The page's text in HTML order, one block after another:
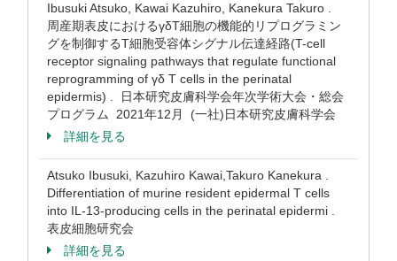
Ibusuki Atsuko, Kawai Kazuhiro, Kanekura Takuro .
周産期表皮におけるγδT細胞の機能的リプログラミン
グを制御するT細胞受容体シグナル伝達経路(T-cell
receptor signaling pathways that regulate functional
reprogramming of γδ T cells in the perinatal
epidermis) . 日本研究皮膚科学会年次学術大会・総会
プログラム 2021年12月 (一社)日本研究皮膚科学会
詳細を見る
Atsuko Ibusuki, Kazuhiro Kawai,Takuro Kanekura .
Differentiation of murine resident epidermal T cells
into IL-13-producing cells in the perinatal epidermi .
表皮細胞研究会
詳細を見る